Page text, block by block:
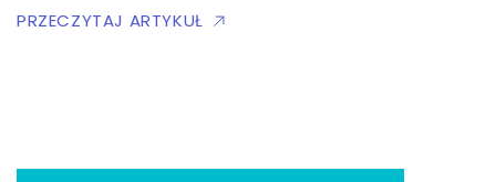
PRZECZYTAJ ARTYKUŁ